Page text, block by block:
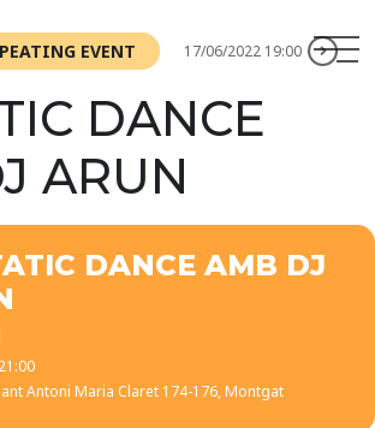
EVENT 17/06/2022 19:00
DANCE
ARUN
DANCE AMB DJ
Antoni Maria Claret 174-176, Montgat